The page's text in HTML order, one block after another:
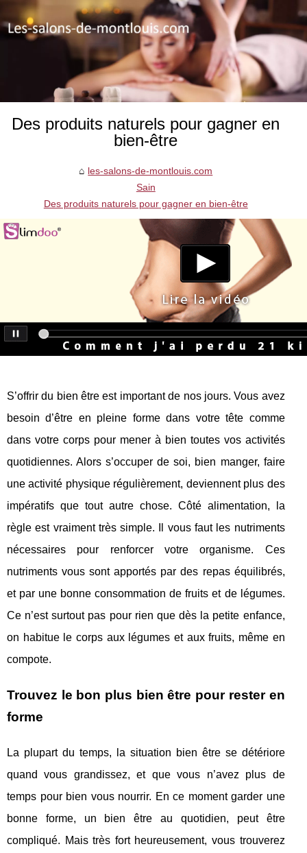
Des produits naturels pour gagner en
bien-être
les-salons-de-montlouis.com
Sain
Des produits naturels pour gagner en bien-être
S’offrir du bien être est important de nos jours. Vous avez
besoin d’être en pleine forme dans votre tête comme
dans votre corps pour mener à bien toutes vos activités
quotidiennes. Alors s’occuper de soi, bien manger, faire
une activité physique régulièrement, deviennent plus des
impératifs que tout autre chose. Côté alimentation, la
règle est vraiment très simple. Il vous faut les nutriments
nécessaires pour renforcer votre organisme. Ces
nutriments vous sont apportés par des repas équilibrés,
et par une bonne consommation de fruits et de légumes.
Ce n’est surtout pas pour rien que dès la petite enfance,
on habitue le corps aux légumes et aux fruits, même en
compote.
Trouvez le bon plus bien être pour rester en
forme
La plupart du temps, la situation bien être se détériore
quand vous grandissez, et que vous n’avez plus de
temps pour bien vous nourrir. En ce moment garder une
bonne forme, un bien être au quotidien, peut être
compliqué. Mais très fort heureusement, vous trouverez